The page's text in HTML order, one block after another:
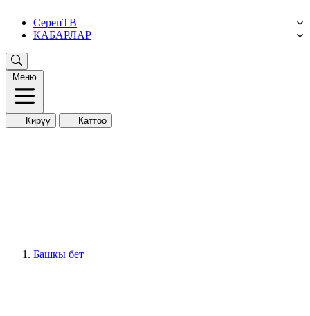
СерепТВ
КАБАРЛАР
Меню
Кирүү Каттоо
Башкы бет